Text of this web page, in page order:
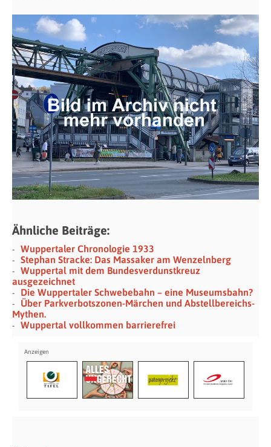
Ähnliche Beiträge:
Wuppertaler Chronologie 1933
Stephan Stracke: Das Massaker am Wenzelnberg
Wuppertal mit dem Bundesverdunstkreuz
ausgezeichnet
Die Wuppertaler Schwebebahn – eine Museumsbahn?
Über Parkverbotszonen-Märchen und Abstellbereichs-
Mythen.
Wuppertal vollkommen barrierefrei